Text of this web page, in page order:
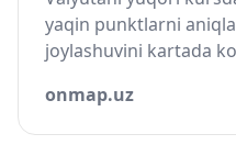
yaqin punktlarni
joylashuvini kartada
onmap.uz